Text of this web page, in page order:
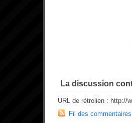
La discussion
URL de rétrolien : http://
Fil des